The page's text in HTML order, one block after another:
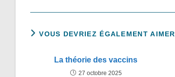
VOUS DEVRIEZ ÉGALEMENT AIMER
La théorie des vaccins
27 octobre 2025